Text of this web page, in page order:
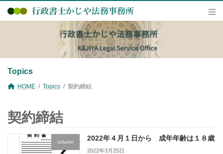
テ
ス
ゲ
ン
Topics
HOME Topics 契約締結
契約締結
column 2022年４月１日から 成年年齢は１８歳
2022年3月25日